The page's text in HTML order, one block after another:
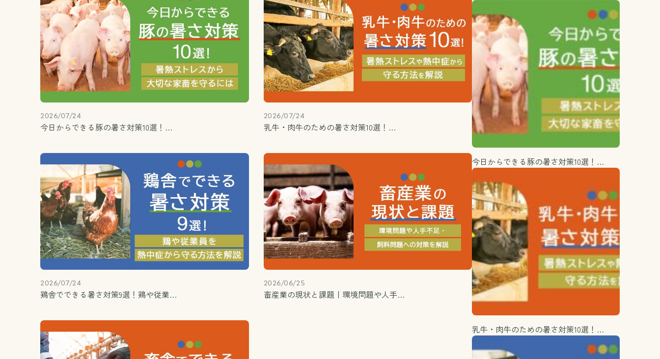
2026/07/24
今日からできる豚の暑さ対策10選！…
2026/07/24
乳牛・肉牛のための暑さ対策10選！…
2026/07/24
鶏舎でできる暑さ対策9選！鶏や従業…
2026/06/25
畜産業の現状と課題丨環境問題や人手…
今日からできる豚の暑さ対策10選！…
乳牛・肉牛のための暑さ対策10選！…